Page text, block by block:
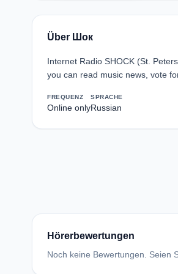
Über Шок
Internet Radio SHOCK (St.
you can read music news, vote
FREQUENZ
Online only
SPRACHE
Russian
Hörerbewertungen
Noch keine Bewertungen. Seien